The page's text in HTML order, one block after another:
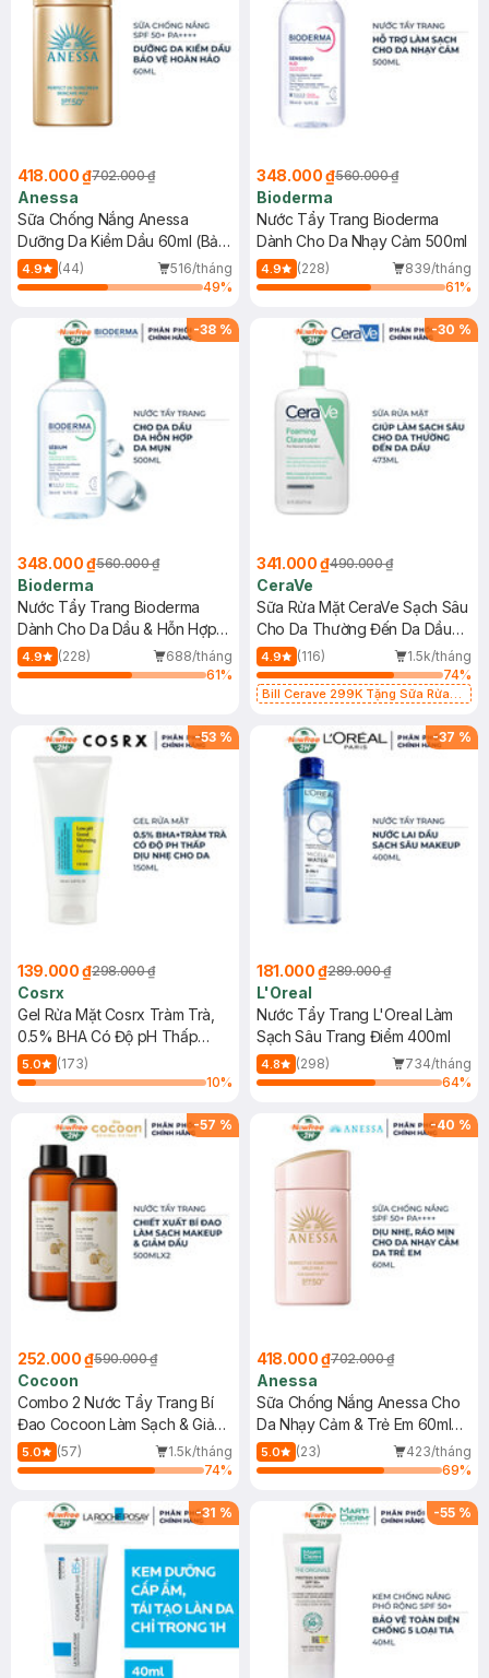
418.000 ₫702.000 ₫
Anessa
Sữa Chống Nắng Anessa
Dưỡng Da Kiềm Dầu 60ml (Bản
Mới)
4.9 (44)
516/tháng
49%
348.000 ₫560.000 ₫
Bioderma
Nước Tẩy Trang Bioderma
Dành Cho Da Nhạy Cảm 500ml
4.9 (228)
839/tháng
61%
-38 %
348.000 ₫560.000 ₫
Bioderma
Nước Tẩy Trang Bioderma
Dành Cho Da Dầu & Hỗn Hợp
500ml
4.9 (228)
688/tháng
61%
-30 %
341.000 ₫490.000 ₫
CeraVe
Sữa Rửa Mặt CeraVe Sạch Sâu
Cho Da Thường Đến Da Dầu
473ml
4.9 (116)
1.5k/tháng
74%
Bill Cerave 299K Tặng Sữa Rửa
-53 %
139.000 ₫298.000 ₫
Cosrx
Gel Rửa Mặt Cosrx Tràm Trà,
0.5% BHA Có Độ pH Thấp
150ml
5.0
(173)
10%
-37 %
181.000 ₫289.000 ₫
L'Oreal
Nước Tẩy Trang L'Oreal Làm
Sạch Sâu Trang Điểm 400ml
4.8 (298)
734/tháng
64%
-57 %
252.000 ₫590.000 ₫
Cocoon
Combo 2 Nước Tẩy Trang Bí
Đao Cocoon Làm Sạch & Giảm
Dầu 500ml
5.0 (57)
1.5k/tháng
74%
-40 %
418.000 ₫702.000 ₫
Anessa
Sữa Chống Nắng Anessa Cho
Da Nhạy Cảm & Trẻ Em 60ml
(Mới)
5.0 (23)
423/tháng
69%
-31 % -55 %